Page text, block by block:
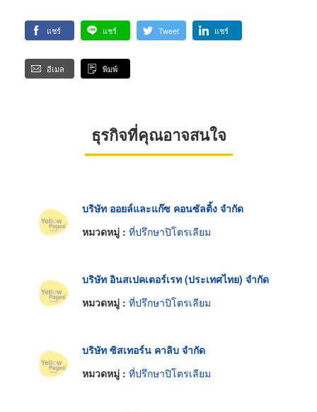
แชร์ แชร์ Tweet แชร์
อีเมล พิมพ์
ธุรกิจที่คุณอาจสนใจ
บริษัท ออยล์และแก๊ซ คอนซัลติ้ง จำกัด
หมวดหมู่ : ที่ปรึกษาปิโตรเลียม
บริษัท อินสเปคเตอร์เรท (ประเทศไทย) จำกัด
หมวดหมู่ : ที่ปรึกษาปิโตรเลียม
บริษัท ซิสเทอร์น คาลิบ จำกัด
หมวดหมู่ : ที่ปรึกษาปิโตรเลียม